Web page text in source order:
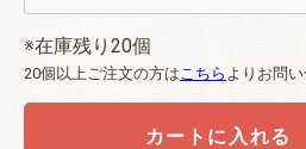
※在庫残り20個
20個以上ご注文の方はこちら よりお問
カートに入れる